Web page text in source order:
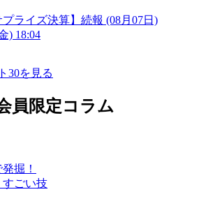
ライズ決算】続報 (08月07日)
) 18:04
30を見る
員限定コラム
掘！
すごい技